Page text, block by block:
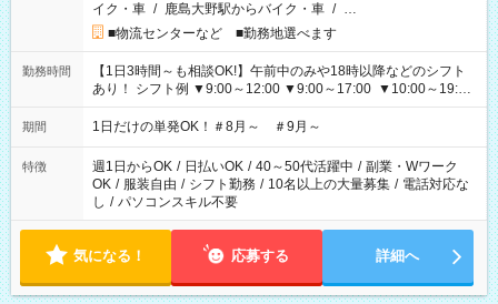
イク・車 / 鹿島大野駅からバイク・車 / …
■物流センターなど ■勤務地選べます
勤務時間
【1日3時間～も相談OK!】午前中のみや18時以降などのシフト
あり！ シフト例 ▼9:00～12:00 ▼9:00～17:00 ▼10:00～19:00
▼18:00～21:00
期間 1日だけの単発OK！＃8月～ ＃9月～
特徴 週1日からOK / 日払いOK / 40～50代活躍中 / 副業・Wワーク
OK / 服装自由 / シフト勤務 / 10名以上の大量募集 / 電話対応な
し / パソコンスキル不要
気になる！ 応募する 詳細へ